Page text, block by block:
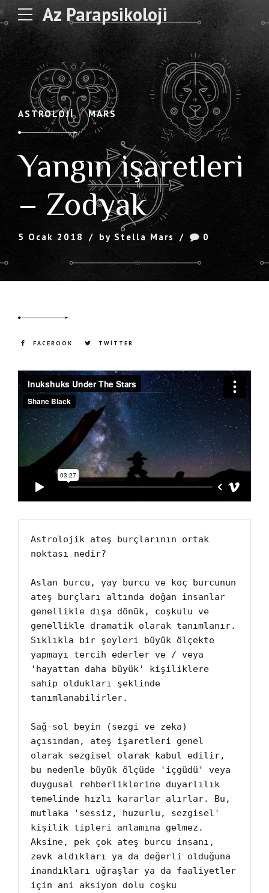
Az Parapsikoloji
ASTROLOJI MARS
Yangın işaretleri
– Zodyak
5 Ocak 2018 by Stella Mars 0
FACEBOOK TWITTER
Astrolojik ateş burçlarının ortak
noktası nedir?
Aslan burcu, yay burcu ve koç burcunun
ateş burçları altında doğan insanlar
genellikle dışa dönük, coşkulu ve
genellikle dramatik olarak tanımlanır.
Sıklıkla bir şeyleri büyük ölçekte
yapmayı tercih ederler ve / veya
'hayattan daha büyük' ​​kişiliklere
sahip oldukları şeklinde
tanımlanabilirler.
Sağ-sol beyin (sezgi ve zeka)
açısından, ateş işaretleri genel
olarak sezgisel olarak kabul edilir,
bu nedenle büyük ölçüde 'içgüdü' veya
duygusal rehberliklerine duyarlılık
temelinde hızlı kararlar alırlar. Bu,
mutlaka 'sessiz, huzurlu, sezgisel'
kişilik tipleri anlamına gelmez.
Aksine, pek çok ateş burcu insanı,
zevk aldıkları ya da değerli olduğuna
inandıkları uğraşlar ya da faaliyetler
için ani aksiyon dolu coşku